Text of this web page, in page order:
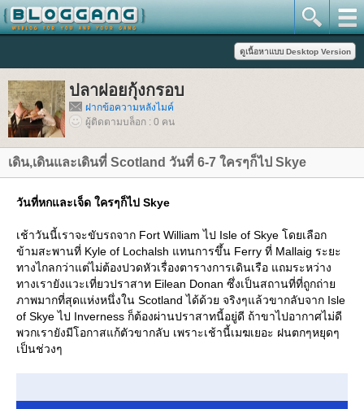
ปลาฝอยกุ้งกรอบ
ฝากข้อความหลังไมค์
ผู้ติดตามบล็อก : 0 คน
เดิน,เดินและเดินที่ Scotland วันที่ 6-7 ใครๆก็ไป Skye
วันที่หกและเจ็ด ใครๆก็ไป Skye
เช้าวันนี้เราจะขับรถจาก Fort William ไป Isle of Skye โดยเลือก
ข้ามสะพานที่ Kyle of Lochalsh แทนการขึ้น Ferry ที่ Mallaig ระยะ
ทางไกลกว่าแต่ไม่ต้องปวดหัวเรื่องตารางการเดินเรือ แถมระหว่าง
ทางเรายังแวะเที่ยวปราสาท Eilean Donan ซึ่งเป็นสถานที่ที่ถูกถ่า
ภาพมากที่สุดแห่งหนึ่งใน Scotland ได้ด้วย จริงๆแล้วขากลับจาก Isle
of Skye ไป Inverness ก็ต้องผ่านปราสาทนี้อยู่ดี ถ้าขาไปอากาศไม่ดี
พวกเรายังมีโอกาสแก้ตัวขากลับ เพราะเช้านี้เมฆเยอะ ฝนตกๆหยุดๆ
เป็นช่วงๆ